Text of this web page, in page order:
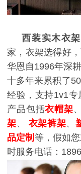
西装实木衣架
家，衣架选得好
华恩自1996年深
十多年来累积了
经验，支持1v1
产品包括衣帽架、
架、 衣架裤架、
品定制 等，假如
时服务电话：